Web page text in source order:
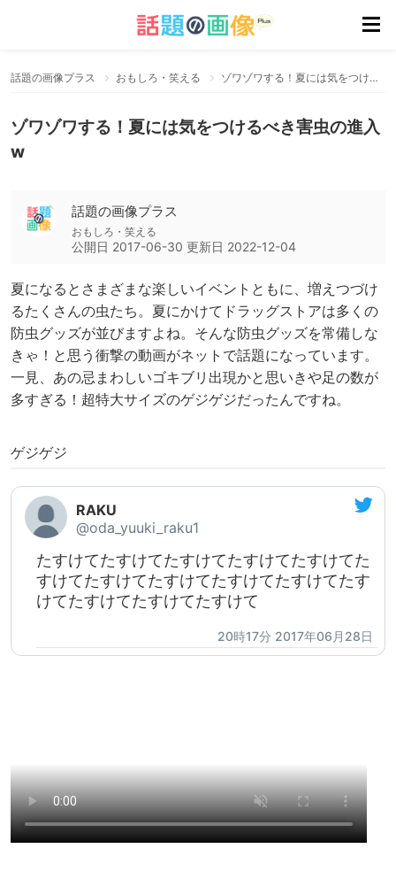
話題の画像プラス おもしろ・笑える ゾワゾワする！夏には気をつけるべき害虫の進入w
ゾワゾワする！夏には気をつけるべき害虫の進入
w
話題の画像プラス
おもしろ・笑える
公開日 2017-06-30 更新日 2022-12-04
夏になるとさまざまな楽しいイベントともに、増えつづけ
るたくさんの虫たち。夏にかけてドラッグストアは多くの
防虫グッズが並びますよね。そんな防虫グッズを常備しな
きゃ！と思う衝撃の動画がネットで話題になっています。
一見、あの忌まわしいゴキブリ出現かと思いきや足の数が
多すぎる！超特大サイズのゲジゲジだったんですね。
ゲジゲジ
RAKU
@oda_yuuki_raku1
たすけてたすけてたすけてたすけてたすけてた
すけてたすけてたすけてたすけてたすけてたす
けてたすけてたすけてたすけて
20時17分 2017年06月28日